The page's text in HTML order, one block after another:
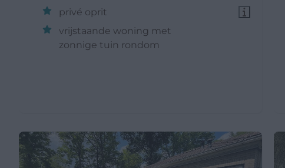
privé oprit
vrijstaande woning met
zonnige tuin rondom